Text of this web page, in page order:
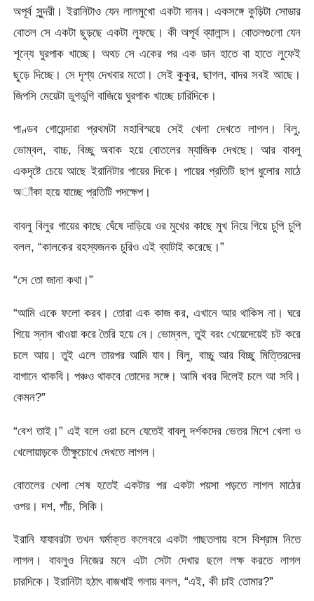
অপূর্ব সুন্দরী। ইরানিটাও যেন লালমুখো একটা দানব। একসঙ্গে কুড়িটা সোডার
বোতল সে একটা ছুড়ছে একটা লুফছে। কী অপূর্ব ব্যালান্স। বোতলগুলো যেন
শূন্যে ঘুরপাক খাচ্ছে। অথচ সে একের পর এক ডান হাতে বা হাতে লুফেই
ছুড়ে দিচ্ছে। সে দৃশ্য দেখবার মতো। সেই কুকুর, ছাগল, বাদর সবই আছে।
জিপসি মেয়েটা ডুগডুগি বাজিয়ে ঘুরপাক খাচ্ছে চারিদিকে।
পাণ্ডব গোয়েন্দারা প্রথমটা মহাবিস্ময়ে সেই খেলা দেখতে লাগল। বিলু,
ভোম্বল, বাচ্চ, বিচ্ছু অবাক হয়ে বোতলের ম্যাজিক দেখছে। আর বাবলু
একদৃষ্টে চেয়ে আছে ইরানিটার পায়ের দিকে। পায়ের প্রতিটি ছাপ ধুলোর মাঠে
অাঁকা হয়ে যাচ্ছে প্রতিটি পদক্ষেপ।
বাবলু বিলুর গায়ের কাছে ঘেঁষে দাড়িয়ে ওর মুখের কাছে মুখ নিয়ে গিয়ে চুপি চুপি
বলল, “কালকের রহস্যজনক চুরিও এই ব্যাটাই করেছে।”
“সে তো জানা কথা।”
“আমি একে ফলো করব। তোরা এক কাজ কর, এখানে আর থাকিস না। ঘরে
গিয়ে স্নান খাওয়া করে তৈরি হয়ে নে। ভোম্বল, তুই বরং খেয়েদেয়েই চট করে
চলে আয়। তুই এলে তারপর আমি যাব। বিলু, বাচ্চু আর বিচ্ছু মিত্তিরদের
বাগানে থাকবি। পঞ্চও থাকবে তোদের সঙ্গে। আমি খবর দিলেই চলে আ সবি।
কেমন?”
“বেশ তাই।” এই বলে ওরা চলে যেতেই বাবলু দর্শকদের ভেতর মিশে খেলা ও
খেলোয়াড়কে তীক্ষুচোখে দেখতে লাগল।
বোতলের খেলা শেষ হতেই একটার পর একটা পয়সা পড়তে লাগল মাঠের
ওপর। দশ, পাঁচ, সিকি।
ইরানি যাযাবরটা তখন ঘৰ্মাক্ত কলেবরে একটা গাছতলায় বসে বিশ্রাম নিতে
লাগল। বাবলুও নিজের মনে এটা সেটা দেখার ছলে লক্ষ করতে লাগল
চারদিকে। ইরানিটা হঠাৎ বাজখাই গলায় বলল, “এই, কী চাই তোমার?”